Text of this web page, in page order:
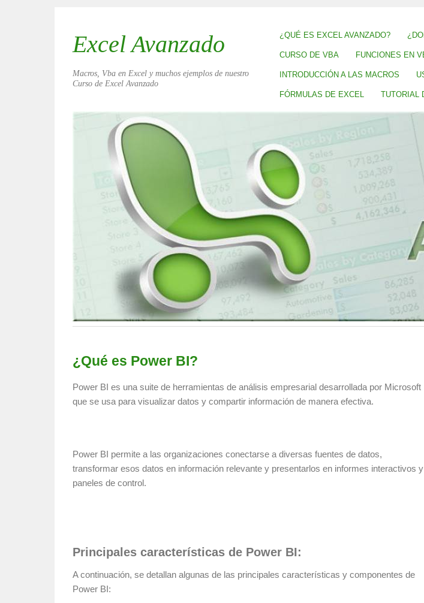
¿QUÉ ES EXCEL AVANZADO?
CURSO DE VBA FUNCIONES EN
INTRODUCCIÓN A LAS MACROS
FÓRMULAS DE EXCEL TUTORIAL
Excel Avanzado
Macros, Vba en Excel y muchos ejemplos de nuestro
Curso de Excel Avanzado
¿Qué es Power BI?
Power BI es una suite de herramientas de análisis empresarial desarrollada por Microsoft
que se usa para visualizar datos y compartir información de manera efectiva.
Power BI permite a las organizaciones conectarse a diversas fuentes de datos,
transformar esos datos en información relevante y presentarlos en informes interactivos y
paneles de control.
Principales características de Power BI:
A continuación, se detallan algunas de las principales características y componentes de
Power BI: